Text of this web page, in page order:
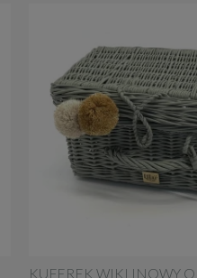
KUFEREK WIKLINOWY